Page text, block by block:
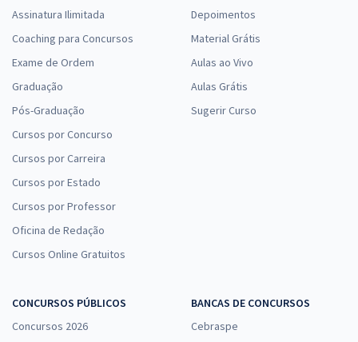
Assinatura Ilimitada
Coaching para Concursos
Exame de Ordem
Graduação
Pós-Graduação
Cursos por Concurso
Cursos por Carreira
Cursos por Estado
Cursos por Professor
Oficina de Redação
Cursos Online Gratuitos
Depoimentos
Material Grátis
Aulas ao Vivo
Aulas Grátis
Sugerir Curso
CONCURSOS PÚBLICOS
Concursos 2026
BANCAS DE CONCURSOS
Cebraspe